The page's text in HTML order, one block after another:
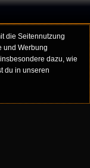
die Seitennutzung
und Werbung
dazu, wie
du in unseren